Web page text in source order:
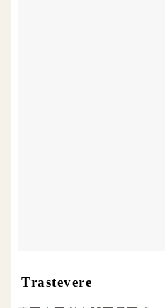
Trastevere